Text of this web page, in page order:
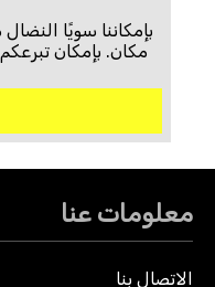
بإمكاننا سويًا
مكان. بإمكان
معلومات عنا
الاتصال بنا